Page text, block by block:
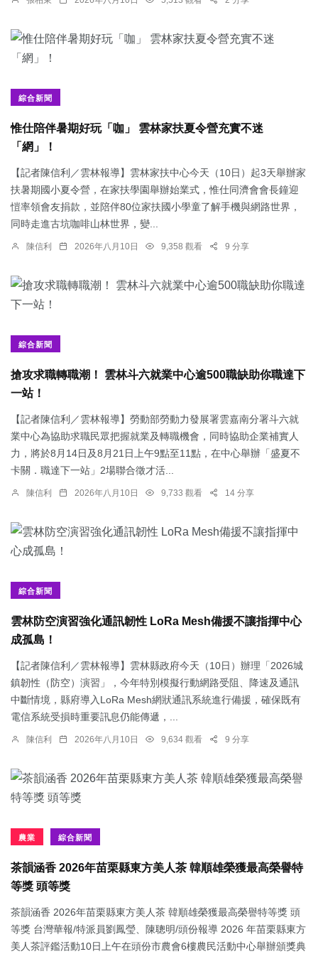
綜合新聞
惟仕陪伴暑期好玩「咖」 雲林家扶夏令營充實不迷
「網」！
【記者陳信利／雲林報導】雲林家扶中心今天（10日）起3天舉辦家
扶暑期國小夏令營，在家扶學園舉辦始業式，惟仕同濟會會長鐘迎
愷率領會友捐款，並陪伴80位家扶國小學童了解手機與網路世界，
同時走進古坑咖啡山林世界，變...
陳信利 2026年八月10日 9,358 觀看 9 分享
綜合新聞
搶攻求職轉職潮！ 雲林斗六就業中心逾500職缺助你職達下
一站！
【記者陳信利／雲林報導】勞動部勞動力發展署雲嘉南分署斗六就
業中心為協助求職民眾把握就業及轉職機會，同時協助企業補實人
力，將於8月14日及8月21日上午9點至11點，在中心舉辦「盛夏不
卡關．職達下一站」2場聯合徵才活...
陳信利 2026年八月10日 9,733 觀看 14 分享
綜合新聞
雲林防空演習強化通訊韌性 LoRa Mesh備援不讓指揮中心
成孤島！
【記者陳信利／雲林報導】雲林縣政府今天（10日）辦理「2026城
鎮韌性（防空）演習」，今年特別模擬行動網路受阻、降速及通訊
中斷情境，縣府導入LoRa Mesh網狀通訊系統進行備援，確保既有
電信系統受損時重要訊息仍能傳遞，...
陳信利 2026年八月10日 9,634 觀看 9 分享
農業 綜合新聞
茶韻涵香 2026年苗栗縣東方美人茶 韓順雄榮獲最高榮譽特
等獎 頭等獎
茶韻涵香 2026年苗栗縣東方美人茶 韓順雄榮獲最高榮譽特等獎 頭
等獎 台灣華報/特派員劉鳳瑩、陳聰明/頭份報導 2026 年苗栗縣東方
美人茶評鑑活動10日上午在頭份市農會6樓農民活動中心舉辦頒獎典